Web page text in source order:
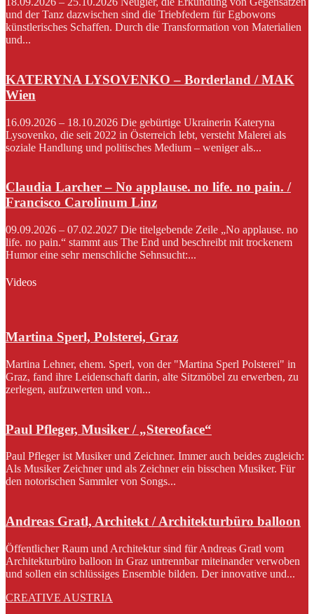
und der Tanz dazwischen sind die Triebfedern für Egbowons
künstlerisches Schaffen. Durch die Transformation von Materialien
und...
KATERYNA LYSOVENKO – Borderland / MAK
Wien
16.09.2026 – 18.10.2026 Die gebürtige Ukrainerin Kateryna
Lysovenko, die seit 2022 in Österreich lebt, versteht Malerei als
soziale Handlung und politisches Medium – weniger als...
Claudia Larcher – No applause. no life. no pain. /
Francisco Carolinum Linz
09.09.2026 – 07.02.2027 Die titelgebende Zeile „No applause. no
life. no pain.“ stammt aus The End und beschreibt mit trockenem
Humor eine sehr menschliche Sehnsucht:...
Videos
Martina Sperl, Polsterei, Graz
Martina Lehner, ehem. Sperl, von der "Martina Sperl Polsterei" in
Graz, fand ihre Leidenschaft darin, alte Sitzmöbel zu erwerben, zu
zerlegen, aufzuwerten und von...
Paul Pfleger, Musiker / „Stereoface“
Paul Pfleger ist Musiker und Zeichner. Immer auch beides zugleich:
Als Musiker Zeichner und als Zeichner ein bisschen Musiker. Für
den notorischen Sammler von Songs...
Andreas Gratl, Architekt / Architekturbüro balloon
Öffentlicher Raum und Architektur sind für Andreas Gratl vom
Architekturbüro balloon in Graz untrennbar miteinander verwoben
und sollen ein schlüssiges Ensemble bilden. Der innovative und...
CREATIVE AUSTRIA